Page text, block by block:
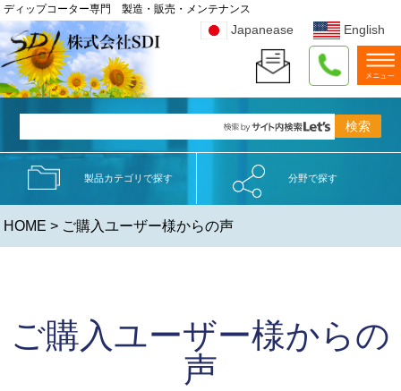
ディップコーター専門 製造・販売・メンテナンス
Japanease English
製品カテゴリで探す 分野で探す
HOME > ご購入ユーザー様からの声
ご購入ユーザー様からの
声